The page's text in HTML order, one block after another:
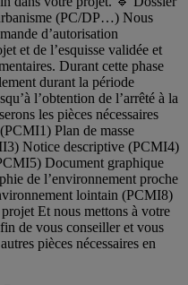
(PC/DP…) Nous
d’autorisation
et de l’esquisse validée et
Durant cette phase
durant la période
l’obtention de l’arrêté à la
les pièces nécessaires
Plan de masse
Notice descriptive (PCMI4)
Document graphique
de l’environnement proche
lointain (PCMI8)
Et nous mettons à votre
de vous conseiller et vous
pièces nécessaires en